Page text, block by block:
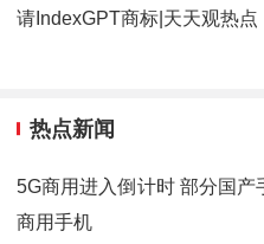
请IndexGPT商标|天天观热点
热点新闻
5G商用进入倒计时 部分国
商用手机